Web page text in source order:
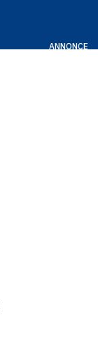
ANNONCE